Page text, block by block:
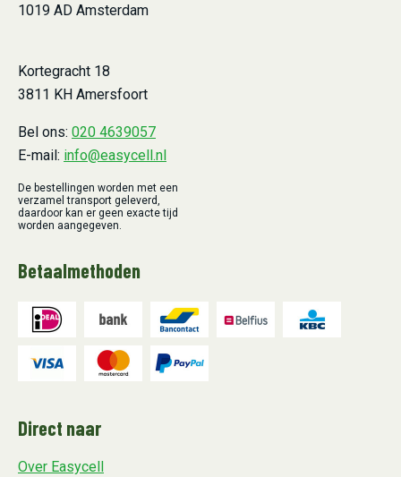
1019 AD Amsterdam
Kortegracht 18
3811 KH Amersfoort
Bel ons: 020 4639057
E-mail: info@easycell.nl
De bestellingen worden met een
verzamel transport geleverd,
daardoor kan er geen exacte tijd
worden aangegeven.
Betaalmethoden
Direct naar
Over Easycell